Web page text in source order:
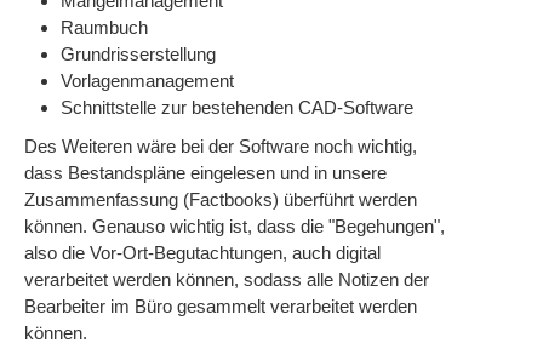
Raumbuch
Grundrisserstellung
Vorlagenmanagement
Schnittstelle zur bestehenden CAD-Software
Des Weiteren wäre bei der Software noch wichtig,
dass Bestandspläne eingelesen und in unsere
Zusammenfassung (Factbooks) überführt werden
können. Genauso wichtig ist, dass die "Begehungen",
also die Vor-Ort-Begutachtungen, auch digital
verarbeitet werden können, sodass alle Notizen der
Bearbeiter im Büro gesammelt verarbeitet werden
können.